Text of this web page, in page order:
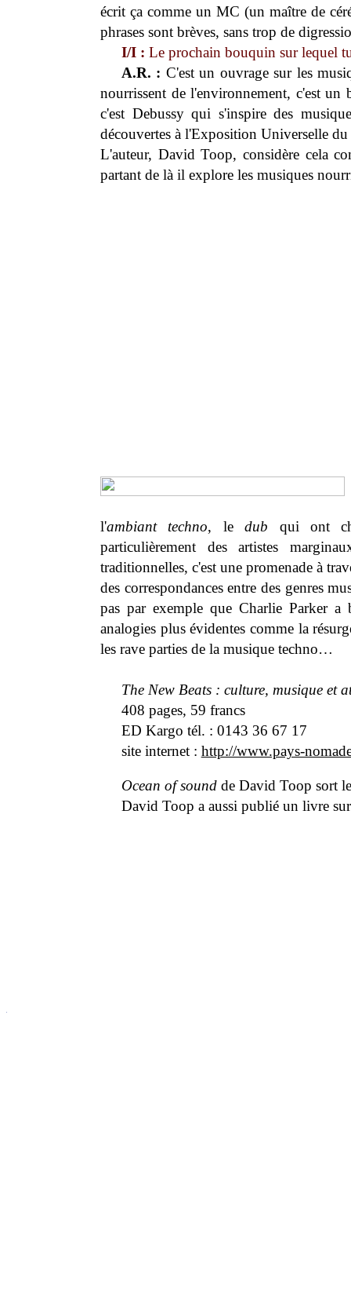
écrit ça comme un MC (un maître de
phrases sont brèves, sans trop de
I/I : Le prochain bouquin sur lequel
A.R. : C'est un ouvrage sur les
nourrissent de l'environnement, c'est
c'est Debussy qui s'inspire des
découvertes à l'Exposition Universelle
L'auteur, David Toop, considère cela
partant de là il explore les musiques
l'ambiant techno, ledub qui ont
particulièrement des artistes
traditionnelles, c'est une promenade à
des correspondances entre des genres
pas par exemple que Charlie Parker
analogies plus évidentes comme la
les rave parties de la musique techno…
The New Beats : culture, musique et
408 pages, 59 francs
ED Kargo tél. : 0143 36 67 17
site internet : http://www.pays-
Ocean of soundde David Toop sort
David Toop a aussi publié un livre